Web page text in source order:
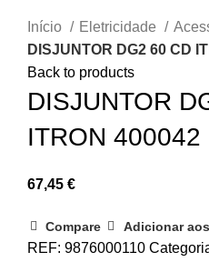
Início
Eletricidade
DISJUNTOR DG2 60 CD
Back to products
DISJUNTOR
ITRON 400042
67,45 €
Compare Adicionar
REF: 9876000110